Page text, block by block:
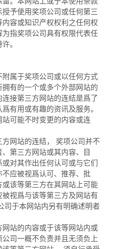
。本网站上或于本使用条款
予使用奖项公司或任何第三
容或知识产权权利之任何权
指奖项公司具有权限代表任
。
属于奖项公司或以任何方式
有的一个或多个外部网站的
接第三方网站的连结是爲了
有用或有趣的资讯及服务。
可能不时变更的内容或连
网站的连结， 奖项公司并不
第三方网站或其内容、目
对其作出任何认可或与它们
应被视爲认可、推荐、批
该等第三方在其网站上可能
视爲与该等第三方及网站有
司于本网站内另有明确述明者
站的内容或于该等网站内或
司一概不负责并且无须负上